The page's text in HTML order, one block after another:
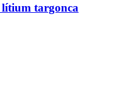
lítium targonca